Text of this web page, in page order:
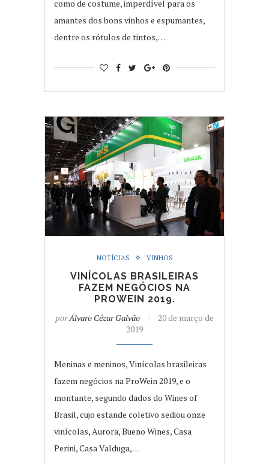
como de costume, imperdível para os
amantes dos bons vinhos e espumantes,
dentre os rótulos de tintos,…
NOTÍCIAS VINHOS
VINÍCOLAS BRASILEIRAS
FAZEM NEGÓCIOS NA
PROWEIN 2019.
porÁlvaro Cézar Galvão
20 de março de
2019
Meninas e meninos, Vinícolas brasileiras
fazem negócios na ProWein 2019, e o
montante, segundo dados do Wines of
Brasil, cujo estande coletivo sediou onze
vinícolas, Aurora, Bueno Wines, Casa
Perini, Casa Valduga,…